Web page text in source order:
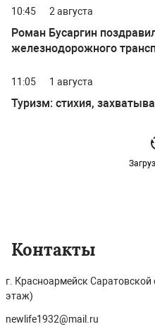
10:45 2 августа
Роман Бусаргин
железнодорожного
11:05 1 августа
Туризм: стихия,
Контакты
г. Красноармейск Саратовской
этаж)
newlife1932@mail.ru